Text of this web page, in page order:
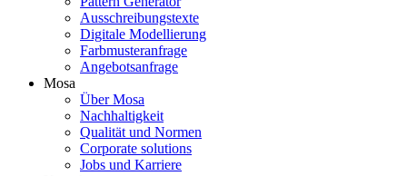
Ausschreibungstexte
Digitale Modellierung
Farbmusteranfrage
Angebotsanfrage
Mosa
Über Mosa
Nachhaltigkeit
Qualität und Normen
Corporate solutions
Jobs und Karriere